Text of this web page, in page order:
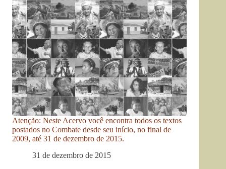
Atenção: Neste Acervo você encontra todos os textos
postados no Combate desde seu início, no final de
2009, até 31 de dezembro de 2015.
31 de dezembro de 2015